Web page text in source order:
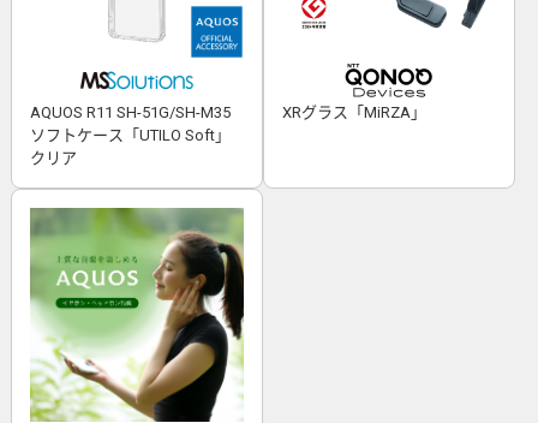
AQUOS R11 SH-51G/SH-M35
ソフトケース「UTILO Soft」
クリア
XRグラス「MiRZA」